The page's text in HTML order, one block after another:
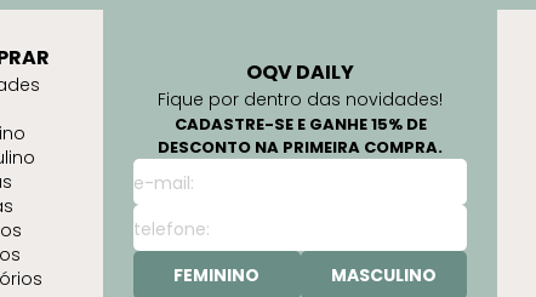
OQV DAILY
Fique por dentro das novidades!
CADASTRE-SE E GANHE 15% DE
DESCONTO NA PRIMEIRA COMPRA.
FEMININO MASCULINO